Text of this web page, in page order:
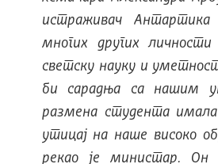
истраживач
многих других
светску науку и
би сарадња са нашим
размена студента
утицај на наше високо
рекао је министар. Он